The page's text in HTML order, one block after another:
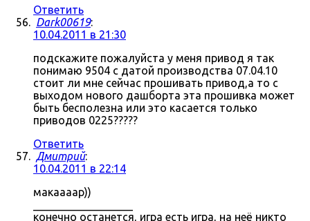
Ответить
Dark00619:
10.04.2011 в 21:30
подскажите пожалуйста у меня привод я так
понимаю 9504 с датой производства 07.04.10
стоит ли мне сейчас прошивать привод,а то с
выходом нового дашборта эта прошивка может
быть бесполезна или это касается только
приводов 0225?????
Ответить
Дмитрий:
10.04.2011 в 22:14
макаааар))
конечно останется, игра есть игра, на неё никто